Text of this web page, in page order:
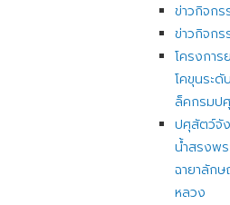
ข่าวกิจก
ข่าวกิจก
โครงกา
โคขุนระ
ล็คกรมป
ปศุสัตว์จั
น้ำสรงพ
ฉายาลัก
หลวง